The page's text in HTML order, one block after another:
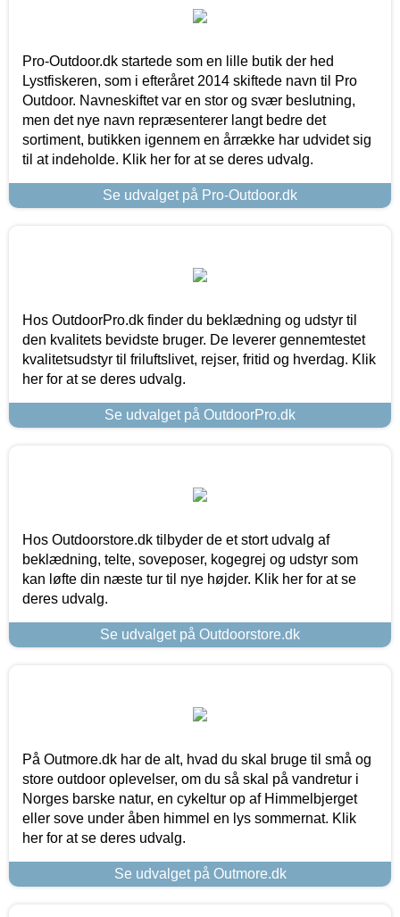
Pro-Outdoor.dk startede som en lille butik der hed
Lystfiskeren, som i efteråret 2014 skiftede navn til Pro
Outdoor. Navneskiftet var en stor og svær beslutning,
men det nye navn repræsenterer langt bedre det
sortiment, butikken igennem en årrække har udvidet sig
til at indeholde. Klik her for at se deres udvalg.
Se udvalget på Pro-Outdoor.dk
Hos OutdoorPro.dk finder du beklædning og udstyr til
den kvalitets bevidste bruger. De leverer gennemtestet
kvalitetsudstyr til friluftslivet, rejser, fritid og hverdag. Klik
her for at se deres udvalg.
Se udvalget på OutdoorPro.dk
Hos Outdoorstore.dk tilbyder de et stort udvalg af
beklædning, telte, soveposer, kogegrej og udstyr som
kan løfte din næste tur til nye højder. Klik her for at se
deres udvalg.
Se udvalget på Outdoorstore.dk
På Outmore.dk har de alt, hvad du skal bruge til små og
store outdoor oplevelser, om du så skal på vandretur i
Norges barske natur, en cykeltur op af Himmelbjerget
eller sove under åben himmel en lys sommernat. Klik
her for at se deres udvalg.
Se udvalget på Outmore.dk